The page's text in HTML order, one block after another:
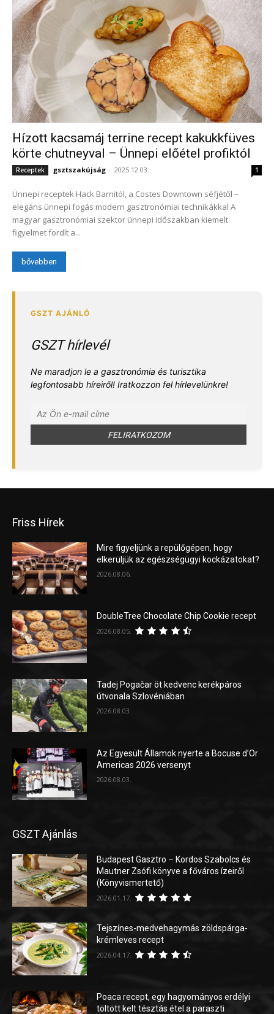
Hízott kacsamáj terrine recept kakukkfüves
körte chutneyval – Ünnepi előétel profiktól
Receptek gsztszakújság - 2025.12.03. 1
Ünnepi receptek Hack Barnitól, a Costes Downtown séfjétől –
elegáns ünnepi fogás modern gasztronómiai technikákkal A
magyar gasztronómiai szektor ünnepi időszakban kiemelt
figyelmet fordít a...
bővebben
GSZT hírlevél
Ne maradjon le a gasztronómia és turisztika
legfontosabb híreiről! Iratkozzon fel hírlevelünkre!
Friss Hírek
Mire figyeljünk a repülőgépen, hogy
elkerüljük az egészségügyi kockázatokat?
2026.08.06.
DoubleTree Chocolate Chip Cookie recept
2026.08.05.
Tadej Pogačar öt kedvenc kerékpáros
útvonala Szlovéniában
2026.08.03.
Az Egyesült Államok nyerte a Bocuse d’Or
Americas 2026 versenyt
2026.08.03.
GSZT Ajánlás
Budapest Gasztro – Kordos Szabolcs és
Mautner Zsófi könyve a főváros ízeiről
(Könyvismertető)
2026.01.17.
Tejszínes-medvehagymás zöldspárga-
krémleves recept
2026.04.17.
Poaca recept, egy hagyományos erdélyi
töltött kelt tésztás étel a paraszti